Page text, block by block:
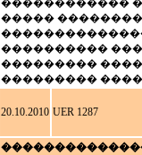
������������
�����
����������
���������
���������
20.10.2010 UER 1287